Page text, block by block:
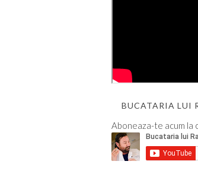
BUCATARIA LUI
Aboneaza-te acum la